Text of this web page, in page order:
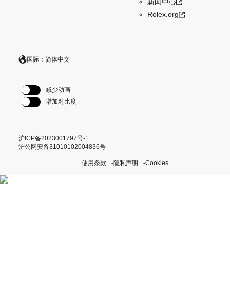
新闻中心
Rolex.org
国际：简体中文
减少动画
增加对比度
沪ICP备2023001797号-1
沪公网安备31010102004836号
使用条款 隐私声明 Cookies